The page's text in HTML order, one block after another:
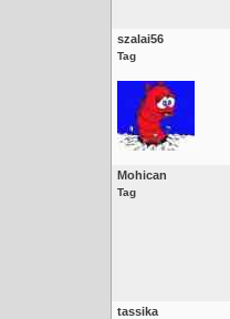
szalai56
Tag
Mohican
Tag
tassika